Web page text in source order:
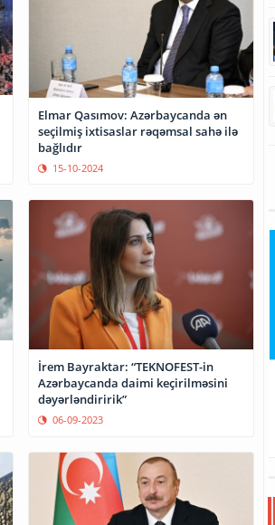
Elmar Qasımov: Azərbaycanda ən
seçilmiş ixtisaslar rəqəmsal sahə ilə
bağlıdır
15-10-2024
İrem Bayraktar: “TEKNOFEST-in
Azərbaycanda daimi keçirilməsini
dəyərləndiririk”
06-09-2023